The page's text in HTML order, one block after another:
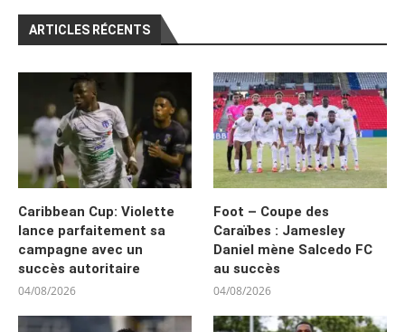
ARTICLES RÉCENTS
Caribbean Cup: Violette
lance parfaitement sa
campagne avec un
succès autoritaire
04/08/2026
Foot – Coupe des
Caraïbes : Jamesley
Daniel mène Salcedo FC
au succès
04/08/2026